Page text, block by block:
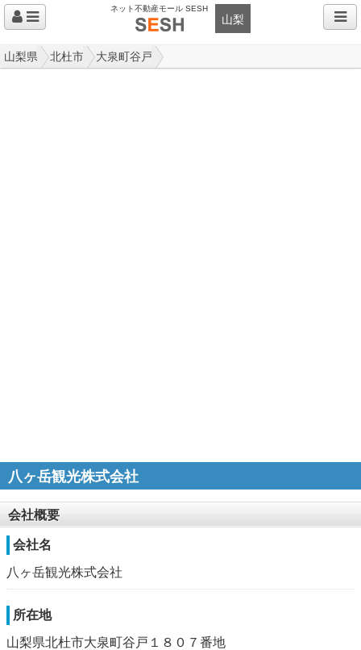
ネット不動産モール SESH
山梨
山梨県 北杜市 大泉町谷戸
八ヶ岳観光株式会社
会社概要
会社名
八ヶ岳観光株式会社
所在地
山梨県北杜市大泉町谷戸１８０７番地